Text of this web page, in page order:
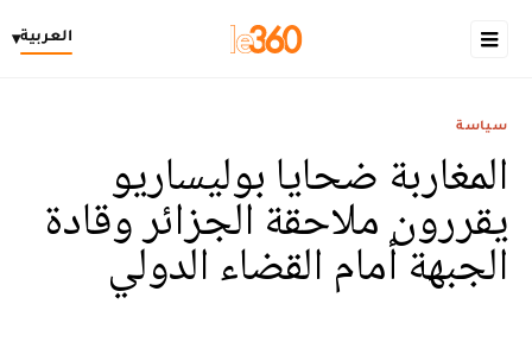
العربية▾
سياسة
المغاربة ضحايا بوليساريو
يقررون ملاحقة الجزائر وقادة
الجبهة أمام القضاء الدولي